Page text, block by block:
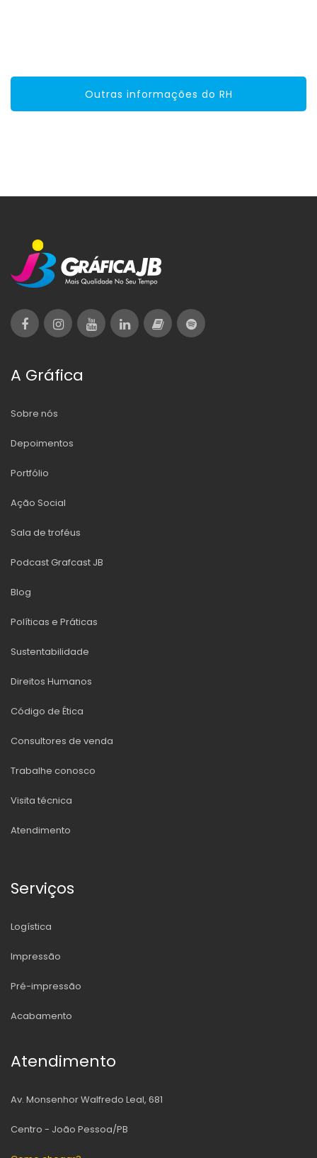
Outras informações do RH
A Gráfica
Sobre nós
Depoimentos
Portfólio
Ação Social
Sala de troféus
Podcast Grafcast JB
Blog
Políticas e Práticas
Sustentabilidade
Direitos Humanos
Código de Ética
Consultores de venda
Trabalhe conosco
Visita técnica
Atendimento
Serviços
Logística
Impressão
Pré-impressão
Acabamento
Atendimento
Av. Monsenhor Walfredo Leal, 681
Centro - João Pessoa/PB